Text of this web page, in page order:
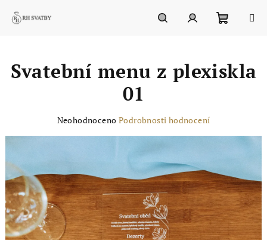
košík
Svatební menu z plexiskla
01
produktu
0,0
z
5
hvězdiček.
Neohodnoceno Podrobnosti hodnocení